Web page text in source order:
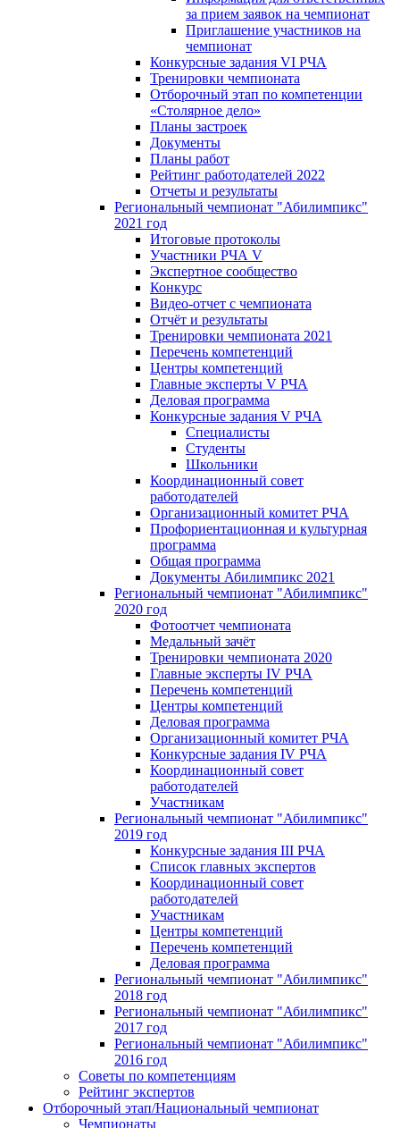
за прием заявок на чемпионат
Приглашение участников на
чемпионат
Конкурсные задания VI РЧА
Тренировки чемпионата
Отборочный этап по компетенции
«Столярное дело»
Планы застроек
Документы
Планы работ
Рейтинг работодателей 2022
Отчеты и результаты
Региональный чемпионат "Абилимпикс"
2021 год
Итоговые протоколы
Участники РЧА V
Экспертное сообщество
Конкурс
Видео-отчет с чемпионата
Отчёт и результаты
Тренировки чемпионата 2021
Перечень компетенций
Центры компетенций
Главные эксперты V РЧА
Деловая программа
Конкурсные задания V РЧА
Специалисты
Студенты
Школьники
Координационный совет
работодателей
Организационный комитет РЧА
Профориентационная и культурная
программа
Общая программа
Документы Абилимпикс 2021
Региональный чемпионат "Абилимпикс"
2020 год
Фотоотчет чемпионата
Медальный зачёт
Тренировки чемпионата 2020
Главные эксперты IV РЧА
Перечень компетенций
Центры компетенций
Деловая программа
Организационный комитет РЧА
Конкурсные задания IV РЧА
Координационный совет
работодателей
Участникам
Региональный чемпионат "Абилимпикс"
2019 год
Конкурсные задания III РЧА
Список главных экспертов
Координационный совет
работодателей
Участникам
Центры компетенций
Перечень компетенций
Деловая программа
Региональный чемпионат "Абилимпикс"
2018 год
Региональный чемпионат "Абилимпикс"
2017 год
Региональный чемпионат "Абилимпикс"
2016 год
Советы по компетенциям
Рейтинг экспертов
Отборочный этап/Национальный чемпионат
Чемпионаты